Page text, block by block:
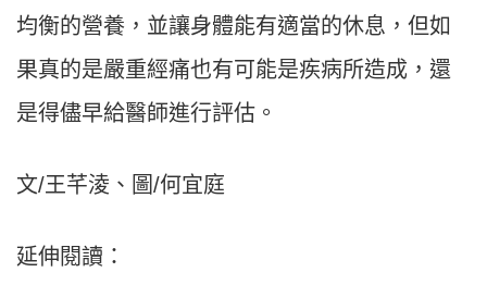
均衡的營養，並讓身體能有適當的休息，但如
果真的是嚴重經痛也有可能是疾病所造成，還
是得儘早給醫師進行評估。
文/王芊淩、圖/何宜庭
延伸閱讀：